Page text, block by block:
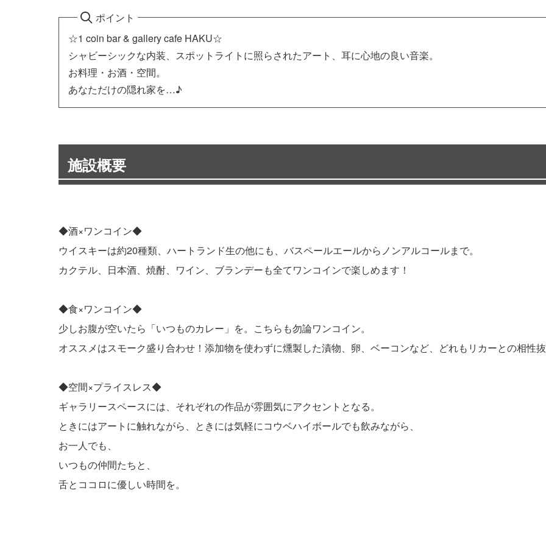
ポイント
☆1 coin bar & gallery cafe HAKU☆
シャビーシックな内装、スポットライトに照らされたアート、耳に心地の良い音楽。
お料理・お酒・空間。
あなただけの隠れ家を…♪
施設概要
◆酒×ワンコイン◆
ウイスキーは約20種類、ハートランド生の他にも、バスペールエールからノンアルコールまで。
カクテル、日本酒、焼酎、ワイン、ブランデーも全てワンコインで楽しめます！
◆食×ワンコイン◆
少しお腹が空いたら「いつものカレー」を。こちらも勿論ワンコイン。
オススメはスモーク盛り合わせ！添加物を使わずに燻製した漬物、卵、ベーコンなど、どれもリカーとの相性
◆空間×プライスレス◆
ギャラリースペースには、それぞれの作品が雰囲気にアクセントとなる。
ときにはアートに触れながら、ときには気軽にコウベハイボールでも飲みながら、
お一人でも、
いつもの仲間たちと、
舌とココロに優しい時間を。